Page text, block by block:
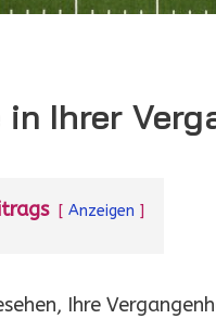
in Ihrer
Anzeigen
Ihre